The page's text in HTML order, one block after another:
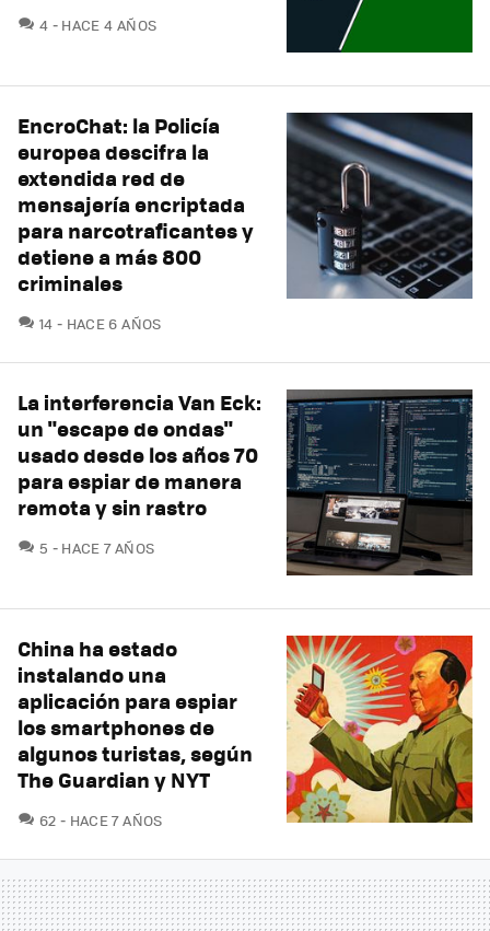
4 COMENTARIOS
HACE 4 AÑOS
EncroChat: la Policía
europea descifra la
extendida red de
mensajería encriptada
para narcotraficantes y
detiene a más 800
criminales
14 COMENTARIOS
HACE 6 AÑOS
La interferencia Van Eck:
un "escape de ondas"
usado desde los años 70
para espiar de manera
remota y sin rastro
5 COMENTARIOS
HACE 7 AÑOS
China ha estado
instalando una
aplicación para espiar
los smartphones de
algunos turistas, según
The Guardian y NYT
62 COMENTARIOS
HACE 7 AÑOS